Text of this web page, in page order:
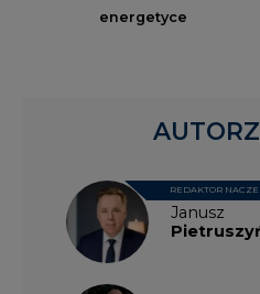
energetyce
Janusz
REDAKTOR